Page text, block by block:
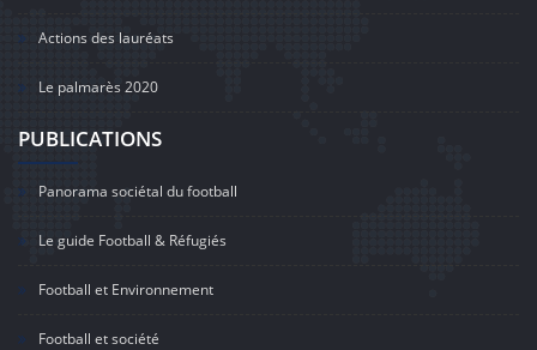
Actions des lauréats
Le palmarès 2020
PUBLICATIONS
Panorama sociétal du football
Le guide Football & Réfugiés
Football et Environnement
Football et société